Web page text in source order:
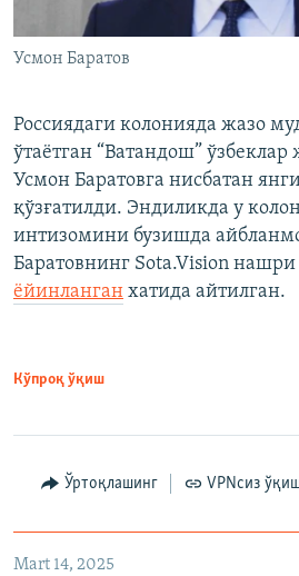
Усмон Баратов
Россиядаги колонияда жазо
ўтаётган “Ватандош”
Усмон Баратовга нисбатан
қўзғатилди. Эндиликда у
интизомини бузишда
Баратовнинг Sota.Vision
ёйинланган хатида айтилган.
Кўпроқ ўқиш
Ўртоқлашинг VPNсиз
Mart 14, 2025